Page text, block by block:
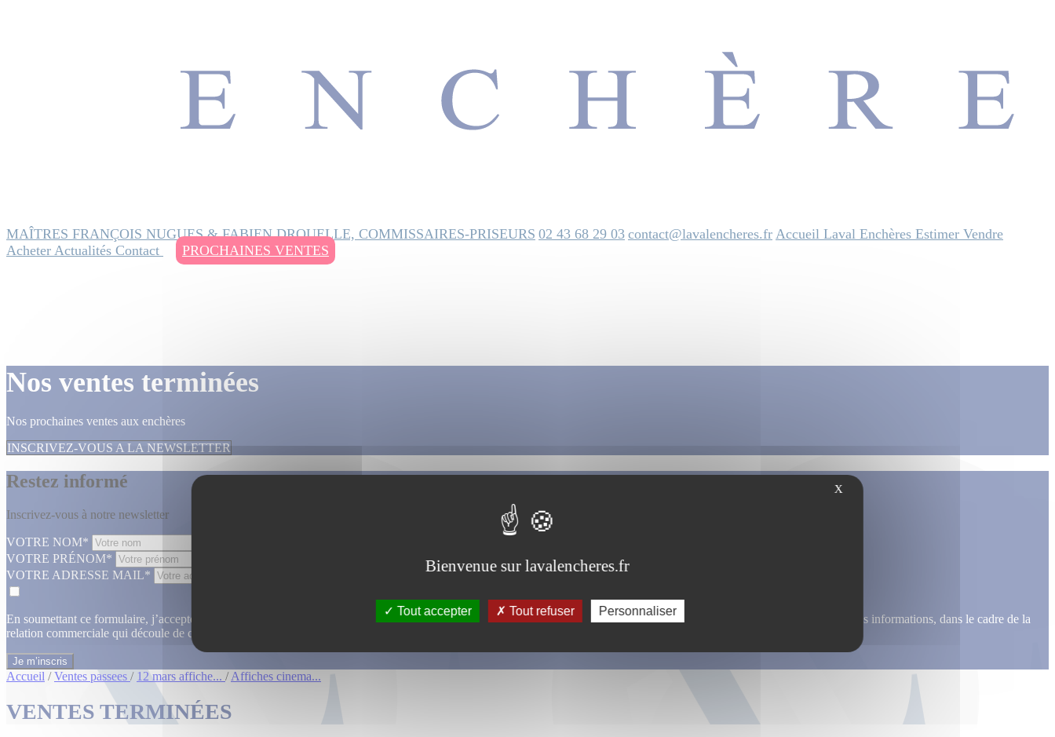
MAÎTRES FRANÇOIS NUGUES & FABIEN DROUELLE, COMMISSAIRES-PRISEURS 02 43 68 29 03 contact@lavalencheres.fr Accueil Laval Enchères Estimer Vendre
Acheter Actualités Contact PROCHAINES VENTES
Nos ventes terminées
Nos prochaines ventes aux enchères
INSCRIVEZ-VOUS A LA NEWSLETTER
Restez informé
Inscrivez-vous à notre newsletter
VOTRE NOM*
VOTRE PRÉNOM*
VOTRE ADRESSE MAIL*
En soumettant ce formulaire, j’accepte que les informations saisies dans ce formulaire soient utilisées, exploitées, traitées pour permettre de me recontacter, pour m’envoyer des informations, dans le cadre de la
relation commerciale qui découle de cette demande.
Accueil / Ventes passees / 12 mars affiche... / Affiches cinema...
VENTES TERMINÉES
X
Bienvenue sur lavalencheres.fr
Tout accepter Tout refuser Personnaliser